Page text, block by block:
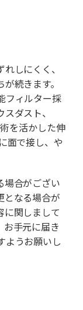
しにくく、
続きます。
フィルター採
ダスト、
を活かした伸
面で接し、や
場合がござい
となる場合が
に関しまして
お手元に届き
ようお願いし